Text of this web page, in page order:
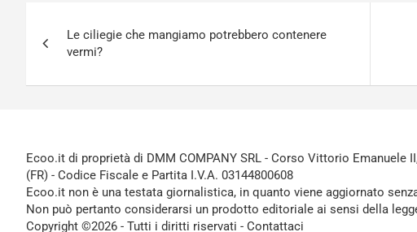
articoli
Le ciliegie che mangiamo potrebbero contenere
vermi?
Ecoo.it di proprietà di DMM COMPANY SRL - Corso Vittorio Emanuele
(FR) - Codice Fiscale e Partita I.V.A. 03144800608
Ecoo.it non è una testata giornalistica, in quanto viene aggiornato
Non può pertanto considerarsi un prodotto editoriale ai sensi della
Copyright ©2026 - Tutti i diritti riservati - Contattaci